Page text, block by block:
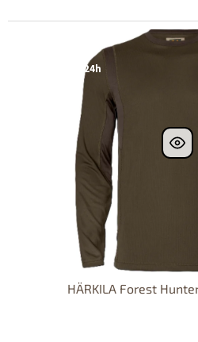
Dostupnost 24h
HÄRKILA Forest